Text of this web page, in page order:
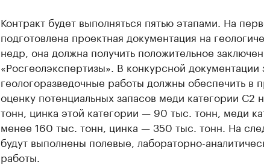
Контракт будет выполняться пятью этапами. На
подготовлена проектная документация на
недр, она должна получить положительное
«Росгеолэкспертизы». В конкурсной документации
геологоразведочные работы должны обеспечить в
оценку потенциальных запасов меди категории С2
тонн, цинка этой категории — 90 тыс. тонн, меди
менее 160 тыс. тонн, цинка — 350 тыс. тонн. На
будут выполнены полевые, лабораторно-
работы.